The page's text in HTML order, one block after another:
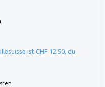
ist CHF 12.50, du